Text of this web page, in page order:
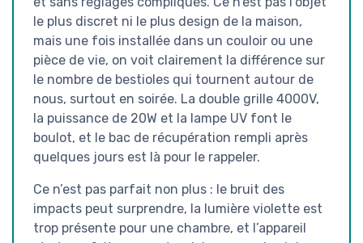
le plus discret ni le plus design de la maison,
mais une fois installée dans un couloir ou une
pièce de vie, on voit clairement la différence sur
le nombre de bestioles qui tournent autour de
nous, surtout en soirée. La double grille 4000V,
la puissance de 20W et la lampe UV font le
boulot, et le bac de récupération rempli après
quelques jours est là pour le rappeler.
Ce n’est pas parfait non plus : le bruit des
impacts peut surprendre, la lumière violette est
trop présente pour une chambre, et l’appareil